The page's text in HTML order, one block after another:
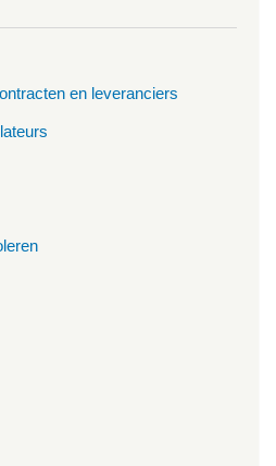
en leveranciers